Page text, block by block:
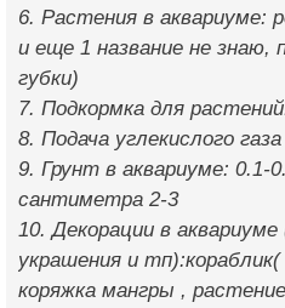
6. Растения в аквариуме:
и еще 1 название не знаю,
губки)
7. Подкормка для
8. Подача углекислого
9. Грунт в аквариуме: 0.1-
сантиметра 2-3
10. Декорации в аквариуме
украшения и
коряжка мангры ,